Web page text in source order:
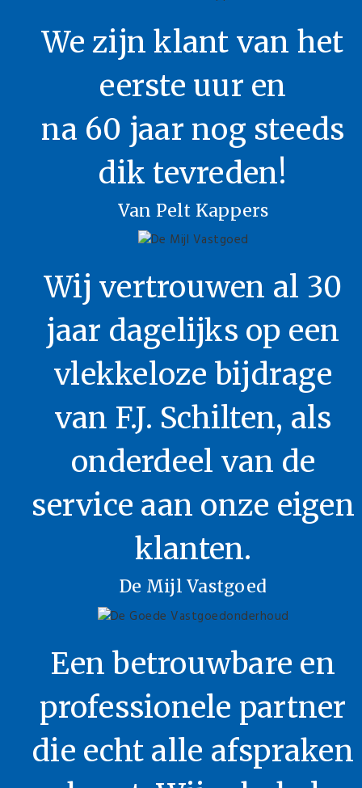
We zijn klant van het
eerste uur en
na 60 jaar nog steeds
dik tevreden!
Van Pelt Kappers
Wij vertrouwen al 30
jaar dagelijks op een
vlekkeloze bijdrage
van F.J. Schilten, als
onderdeel van de
service aan onze eigen
klanten.
De Mijl Vastgoed
Een betrouwbare en
professionele partner
die echt alle afspraken